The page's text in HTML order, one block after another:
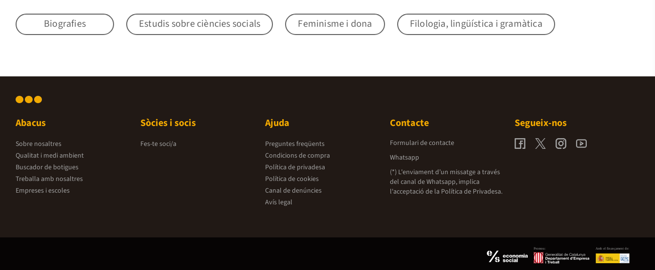
Biografies Estudis sobre ciències socials Feminisme i dona Filologia, lingüística i gramàtica
Abacus
Sobre nosaltres
Qualitat i medi ambient
Buscador de botigues
Treballa amb nosaltres
Empreses i escoles
Sòcies i socis
Fes-te soci/a
Ajuda
Preguntes freqüents
Condicions de compra
Política de privadesa
Política de cookies
Canal de denúncies
Avís legal
Contacte
Formulari de contacte
Whatsapp
(*) L'enviament d’un missatge a través
del canal de Whatsapp, implica
l'acceptació de la Política de Privadesa.
Segueix-nos
Promou: Amb el finançament de: